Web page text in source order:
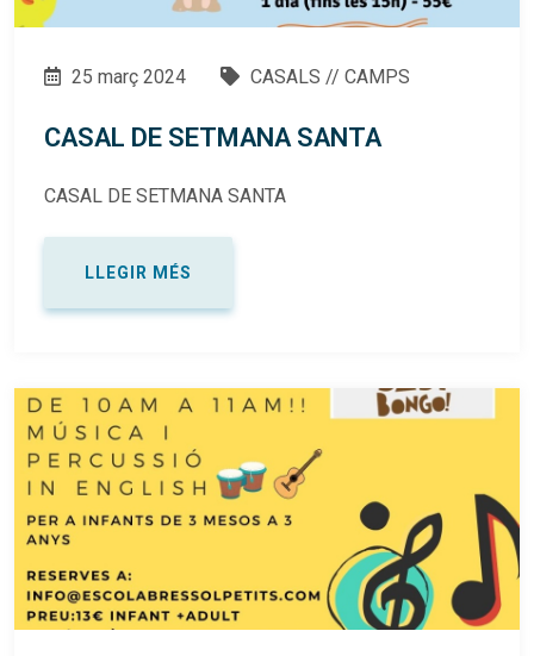
25 març 2024 CASALS // CAMPS
CASAL DE SETMANA SANTA
CASAL DE SETMANA SANTA
LLEGIR MÉS